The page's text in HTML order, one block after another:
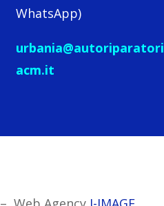
WhatsApp)
urbania@autoriparatori
acm.it